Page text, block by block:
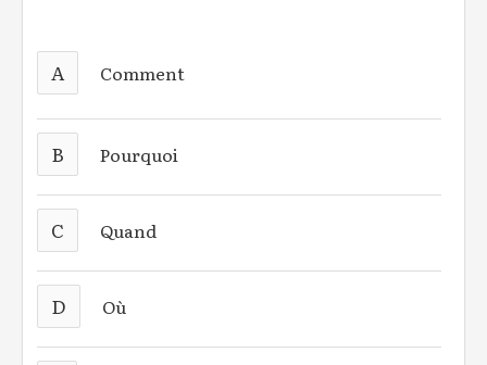
A Comment
B Pourquoi
C Quand
D Où